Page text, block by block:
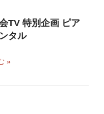
TV 特別企画 ピア
タル
»